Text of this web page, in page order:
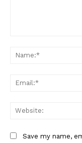
Save my name,